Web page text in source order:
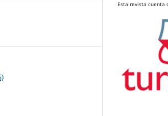
Esta revista cuenta